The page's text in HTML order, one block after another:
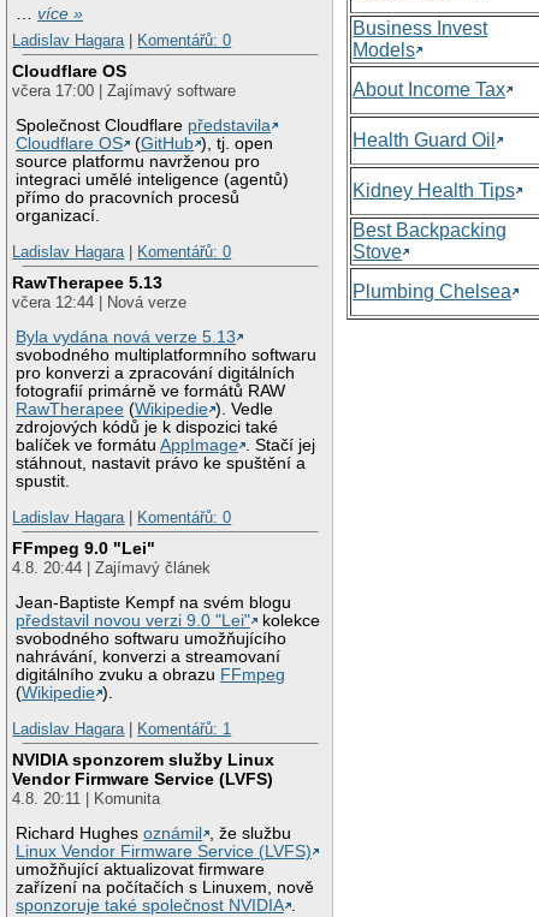
…více »
Ladislav Hagara
Komentářů: 0
Cloudflare OS
včera 17:00 | Zajímavý software
Společnost Cloudflare představila
Cloudflare OS
(GitHub ), tj. open
source platformu navrženou pro
integraci umělé inteligence (agentů)
přímo do pracovních procesů
organizací.
Ladislav Hagara
Komentářů: 0
RawTherapee 5.13
včera 12:44 | Nová verze
Byla vydána nová verze 5.13
svobodného multiplatformního softwaru
pro konverzi a zpracování digitálních
fotografií primárně ve formátů RAW
RawTherapee (Wikipedie ). Vedle
zdrojových kódů je k dispozici také
balíček ve formátuAppImage . Stačí jej
stáhnout, nastavit právo ke spuštění a
spustit.
Ladislav Hagara
Komentářů: 0
FFmpeg 9.0 "Lei"
4.8. 20:44 | Zajímavý článek
Jean-Baptiste Kempf na svém blogu
představil novou verzi 9.0 "Lei"
kolekce
svobodného softwaru umožňujícího
nahrávání, konverzi a streamovaní
digitálního zvuku a obrazu FFmpeg
(Wikipedie ).
Ladislav Hagara
Komentářů: 1
NVIDIA sponzorem služby Linux
Vendor Firmware Service (LVFS)
4.8. 20:11 | Komunita
Richard Hughesoznámil
, že službu
Linux Vendor Firmware Service (LVFS)
umožňující aktualizovat firmware
zařízení na počítačích s Linuxem, nově
sponzoruje také společnost NVIDIA .
Business Invest
Models
About Income Tax
Health Guard Oil
Kidney Health Tips
Best Backpacking
Stove
Plumbing Chelsea